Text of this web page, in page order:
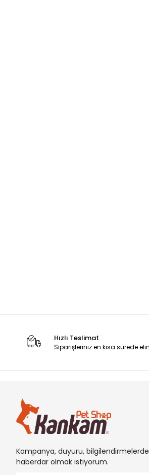
SGROOM
SunSun
Swastic
TOMMY
Hızlı Teslimat
Siparişleriniz en kısa sürede
Kampanya, duyuru,
haberdar olmak istiyorum.